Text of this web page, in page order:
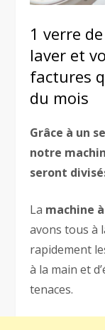
1 verre
laver et
factures
du mois
Grâce à un
notre
seront
La machine
avons tous à
rapidement
à la main et
tenaces.